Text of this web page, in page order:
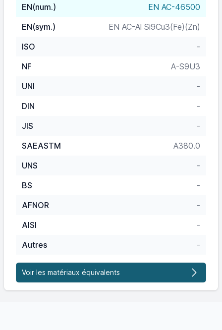
EN(num.)
EN AC-46500
EN(sym.)
EN AC-Al Si9Cu3(Fe)(Zn)
ISO
-
NF
A-S9U3
UNI
-
DIN
-
JIS
-
SAEASTM
A380.0
UNS
-
BS
-
AFNOR
-
AISI
-
Autres
-
Voir les matériaux équivalents